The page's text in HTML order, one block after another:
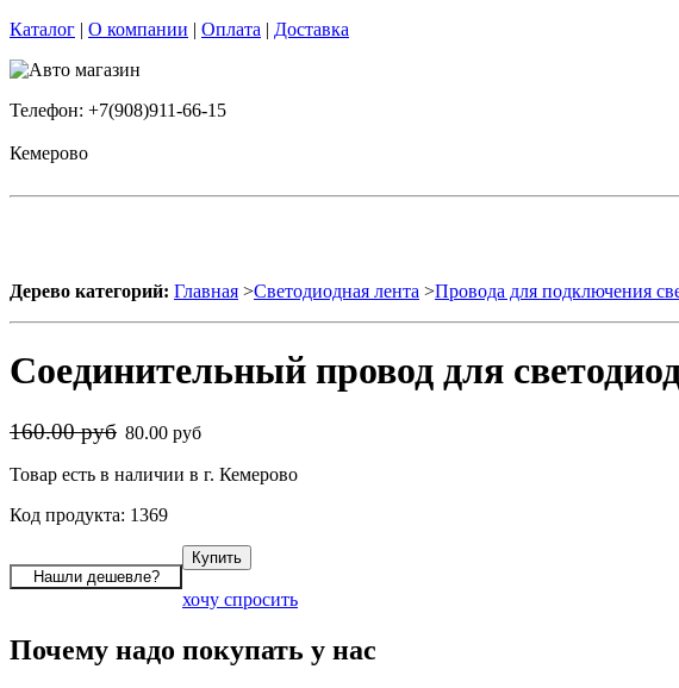
Каталог | О компании | Оплата | Доставка
Телефон: +7(908)911-66-15
Кемерово
Дерево категорий: Главная >Светодиодная лента >Провода для подключения
Соединительный провод для
160.00 руб 80.00 руб
Товар есть в наличии в г. Кемерово
Код продукта: 1369
хочу спросить
Почему надо покупать у нас